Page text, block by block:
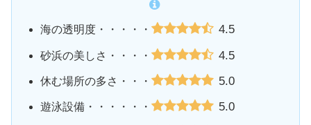
海の透明度・・・・・ 4.5
砂浜の美しさ・・・・ 4.5
休む場所の多さ・・・ 5.0
遊泳設備・・・・・・ 5.0